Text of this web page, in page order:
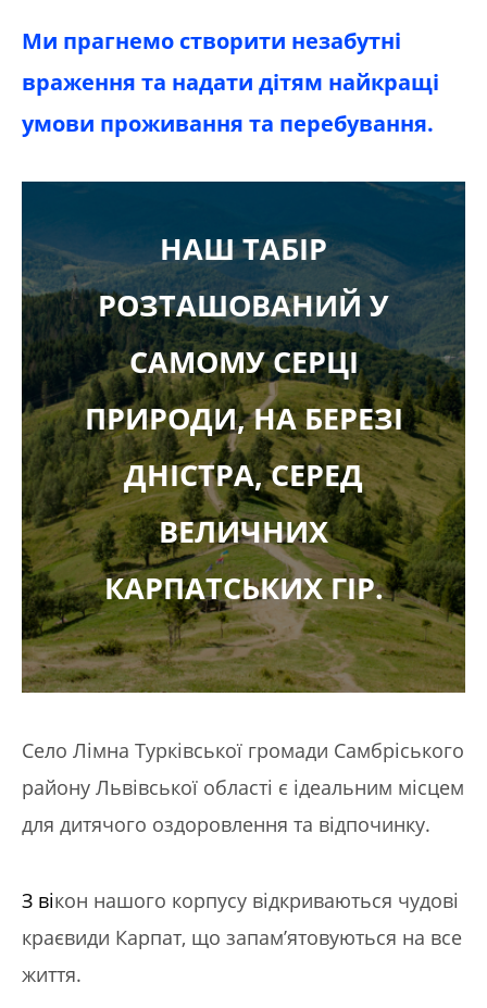
Ми прагнемо створити незабутні
враження та надати дітям найкращі
умови проживання та перебування.
НАШ ТАБІР
РОЗТАШОВАНИЙ У
САМОМУ СЕРЦІ
ПРИРОДИ, НА БЕРЕЗІ
ДНІСТРА, СЕРЕД
ВЕЛИЧНИХ
КАРПАТСЬКИХ ГІР.
Село Лімна Турківської громади Самбріського
району Львівської області є ідеальним місцем
для дитячого оздоровлення та відпочинку.
З вікон нашого корпусу відкриваються чудові
краєвиди Карпат, що запам’ятовуються на все
життя.